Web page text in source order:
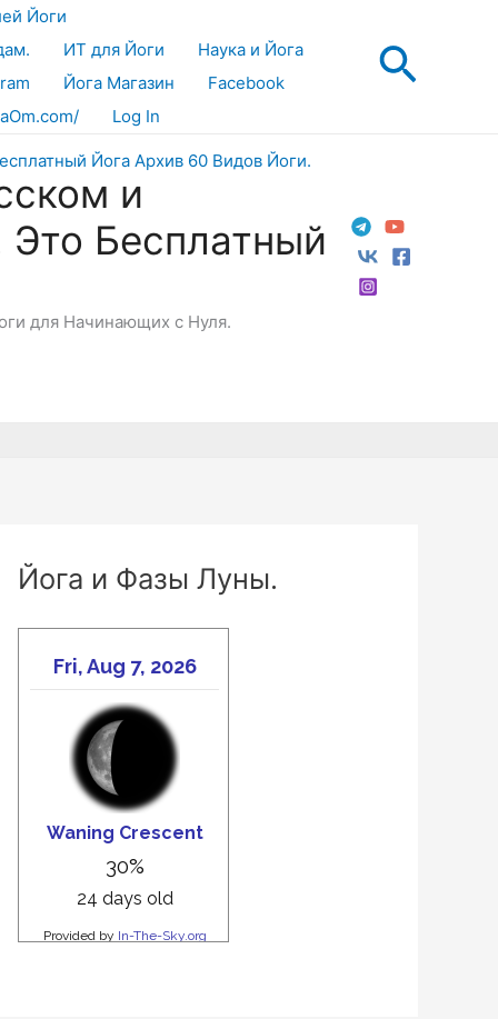
Йоги
ИТ для Йоги
Наука и Йога
Йога Магазин
Facebook
Log In
и
Бесплатный
для Начинающих с Нуля.
Йога и Фазы Луны.